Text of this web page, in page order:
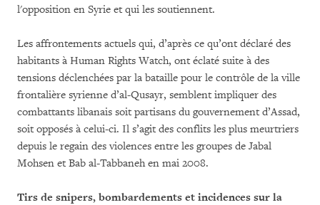
l'opposition en Syrie et qui les soutiennent.
Les affrontements actuels qui, d’après ce qu’ont déclaré des
habitants à Human Rights Watch, ont éclaté suite à des
tensions déclenchées par la bataille pour le contrôle de la ville
frontalière syrienne d’al-Qusayr, semblent impliquer des
combattants libanais soit partisans du gouvernement d’Assad,
soit opposés à celui-ci. Il s’agit des conflits les plus meurtriers
depuis le regain des violences entre les groupes de Jabal
Mohsen et Bab al-Tabbaneh en mai 2008.
Tirs de snipers, bombardements et incidences sur la